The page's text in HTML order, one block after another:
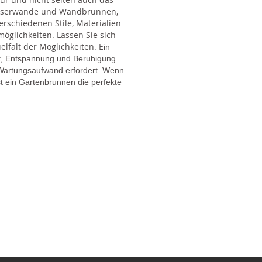
und Wandbrunnen,
Stile, Materialien
Lassen Sie sich
der Möglichkeiten. Ein
Entspannung und Beruhigung
erfordert. Wenn
ein Gartenbrunnen die perfekte